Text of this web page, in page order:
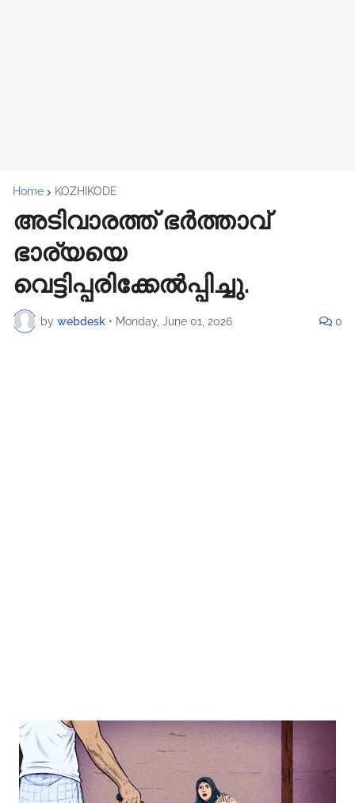
Home KOZHIKODE
അടിവാരത്ത് ഭർത്താവ്
ഭാര്യയെ
വെട്ടിപ്പരിക്കേൽപ്പിച്ചു.
by webdesk • Monday, June 01, 2026 0